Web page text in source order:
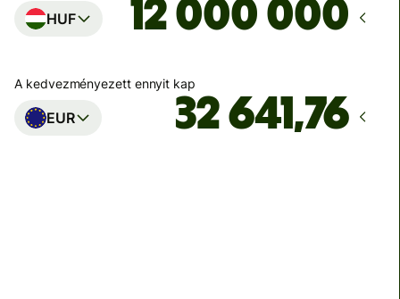
HUF
A kedvezményezett ennyit kap
EUR